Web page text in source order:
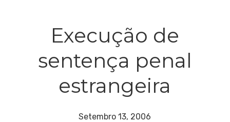
Execução de
sentença penal
estrangeira
Setembro 13, 2006